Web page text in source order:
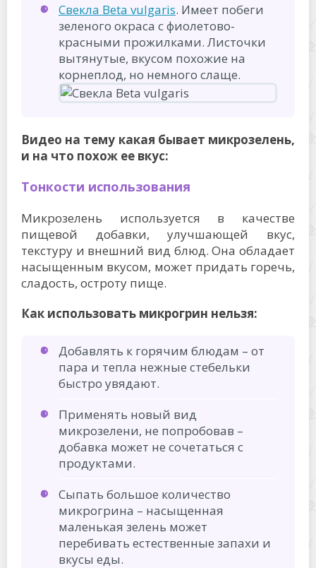
Свекла Beta vulgaris. Имеет побеги
зеленого окраса с фиолетово-
красными прожилками. Листочки
вытянутые, вкусом похожие на
корнеплод, но немного слаще.
Видео на тему какая бывает микрозелень,
и на что похож ее вкус:
Тонкости использования
Микрозелень используется в качестве
пищевой добавки, улучшающей вкус,
текстуру и внешний вид блюд. Она обладает
насыщенным вкусом, может придать горечь,
сладость, остроту пище.
Как использовать микрогрин нельзя:
Добавлять к горячим блюдам – от
пара и тепла нежные стебельки
быстро увядают.
Применять новый вид
микрозелени, не попробовав –
добавка может не сочетаться с
продуктами.
Сыпать большое количество
микрогрина – насыщенная
маленькая зелень может
перебивать естественные запахи и
вкусы еды.